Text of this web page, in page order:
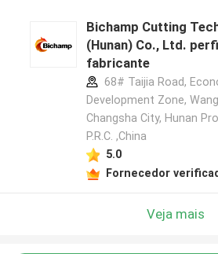
Bichamp Cutting
(Hunan) Co., Ltd.
fabricante
68# Taijia Road,
Development Zone,
Changsha City, Hunan
P.R.C. ,China
5.0
Fornecedor
Veja mais